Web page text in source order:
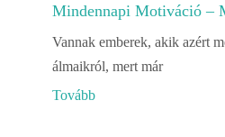
Mindennapi Motiváció –
Vannak emberek, akik azért
álmaikról, mert már
Tovább